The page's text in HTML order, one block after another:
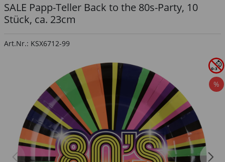
SALE Papp-Teller Back to the 80s-Party, 10
Stück, ca. 23cm
Art.Nr.: KSX6712-99
%